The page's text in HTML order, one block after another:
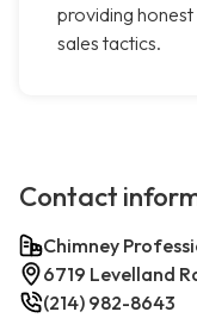
providing
sales tactics.
Contact
Chimney
6719 Levelland
(214) 982-8643